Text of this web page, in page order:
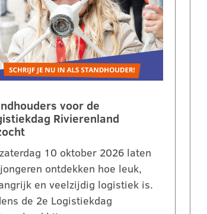
voor de
Rivierenland
10 oktober 2026 laten
ontdekken hoe leuk,
en veelzijdig logistiek is.
de 2e Logistiekdag